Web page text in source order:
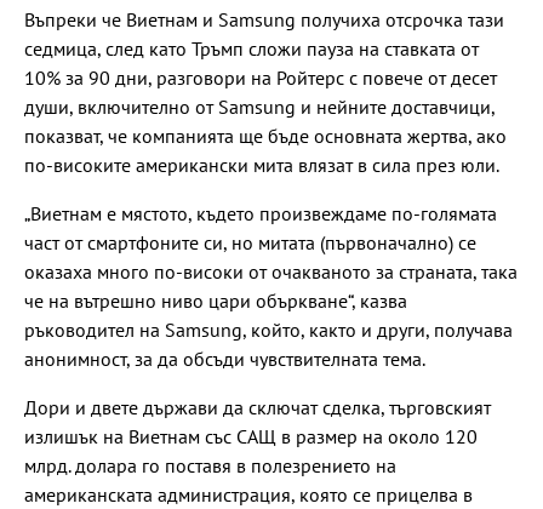
Въпреки че Виетнам и Samsung получиха отсрочка тази
седмица, след като Тръмп сложи пауза на ставката от
10% за 90 дни, разговори на Ройтерс с повече от десет
души, включително от Samsung и нейните доставчици,
показват, че компанията ще бъде основната жертва, ако
по-високите американски мита влязат в сила през юли.
„Виетнам е мястото, където произвеждаме по-голямата
част от смартфоните си, но митата (първоначално) се
оказаха много по-високи от очакваното за страната, така
че на вътрешно ниво цари объркване“, казва
ръководител на Samsung, който, както и други, получава
анонимност, за да обсъди чувствителната тема.
Дори и двете държави да сключат сделка, търговският
излишък на Виетнам със САЩ в размер на около 120
млрд. долара го поставя в полезрението на
американската администрация, която се прицелва в